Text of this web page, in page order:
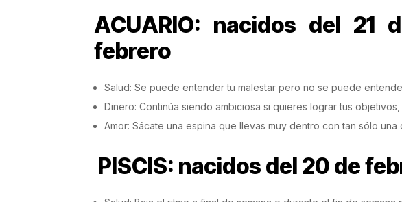
ACUARIO: nacidos del 21
febrero
Salud: Se puede entender tu malestar pero no se puede
Dinero: Continúa siendo ambiciosa si quieres lograr tus
Amor: Sácate una espina que llevas muy dentro con tan sólo
PISCIS: nacidos del 20 de